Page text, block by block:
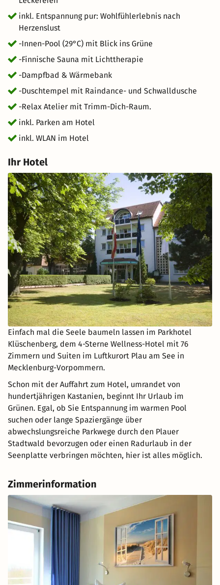
inkl. Entspannung pur: Wohlfühlerlebnis nach
Herzenslust
-Innen-Pool (29°C) mit Blick ins Grüne
-Finnische Sauna mit Lichttherapie
-Dampfbad & Wärmebank
-Duschtempel mit Raindance- und Schwalldusche
-Relax Atelier mit Trimm-Dich-Raum.
inkl. Parken am Hotel
inkl. WLAN im Hotel
Ihr Hotel
Einfach mal die Seele baumeln lassen im Parkhotel
Klüschenberg, dem 4-Sterne Wellness-Hotel mit 76
Zimmern und Suiten im Luftkurort Plau am See in
Mecklenburg-Vorpommern.
Schon mit der Auffahrt zum Hotel, umrandet von
hundertjährigen Kastanien, beginnt Ihr Urlaub im
Grünen. Egal, ob Sie Entspannung im warmen Pool
suchen oder lange Spaziergänge über
abwechslungsreiche Parkwege durch den Plauer
Stadtwald bevorzugen oder einen Radurlaub in der
Seenplatte verbringen möchten, hier ist alles möglich.
Zimmerinformation